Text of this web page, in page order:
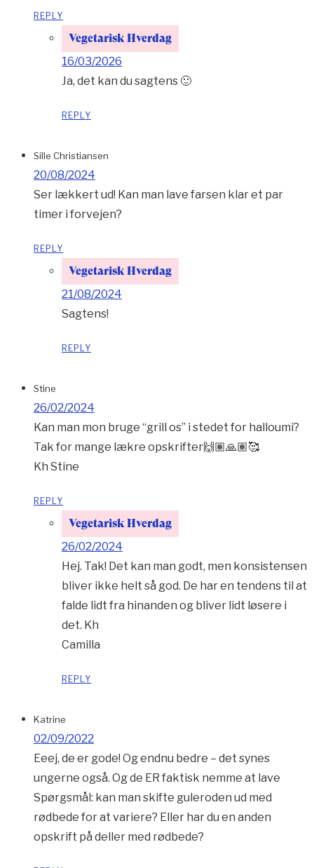
REPLY
Vegetarisk Hverdag
16/03/2026
Ja, det kan du sagtens 🙂
REPLY
Sille Christiansen
20/08/2024
Ser lækkert ud! Kan man lave farsen klar et par
timer i forvejen?
REPLY
Vegetarisk Hverdag
21/08/2024
Sagtens!
REPLY
Stine
26/02/2024
Kan man mon bruge “grill os” i stedet for halloumi?
Tak for mange lækre opskrifter🙌🏽🙏🏽🥰
Kh Stine
REPLY
Vegetarisk Hverdag
26/02/2024
Hej. Tak! Det kan man godt, men konsistensen
bliver ikke helt så god. De har en tendens til at
falde lidt fra hinanden og bliver lidt løsere i
det. Kh
Camilla
REPLY
Katrine
02/09/2022
Eeej, de er gode! Og endnu bedre – det synes
ungerne også. Og de ER faktisk nemme at lave
Spørgsmål: kan man skifte guleroden ud med
rødbede for at variere? Eller har du en anden
opskrift på deller med rødbede?